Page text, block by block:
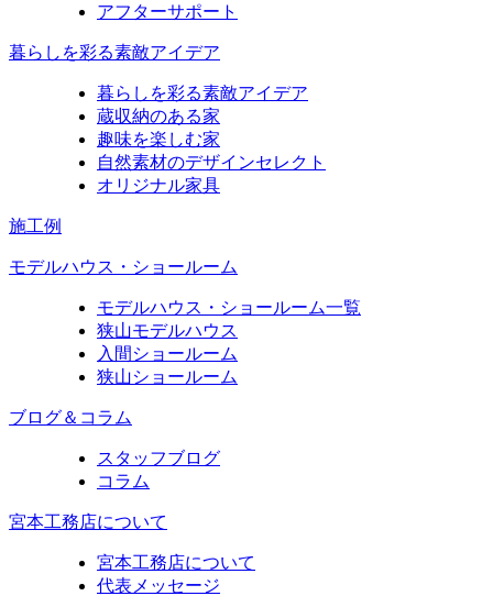
アフターサポート
暮らしを彩る素敵アイデア
暮らしを彩る素敵アイデア
蔵収納のある家
趣味を楽しむ家
自然素材のデザインセレクト
オリジナル家具
施工例
モデルハウス・ショールーム
モデルハウス・ショールーム一覧
狭山モデルハウス
入間ショールーム
狭山ショールーム
ブログ＆コラム
スタッフブログ
コラム
宮本工務店について
宮本工務店について
代表メッセージ